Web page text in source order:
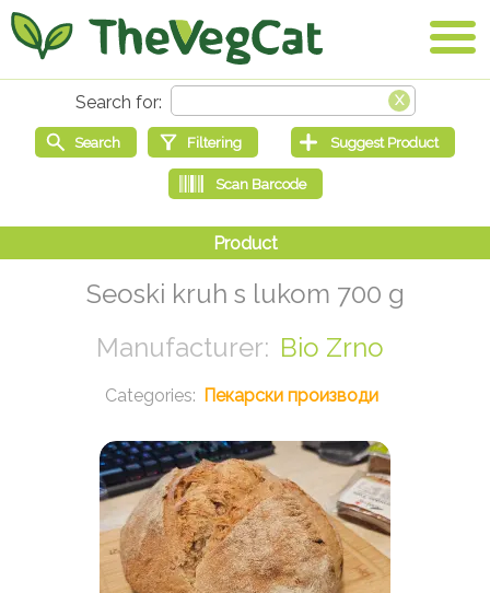
Seoski kruh s lukom 700 g
Bio Zrno
Пекарски производи